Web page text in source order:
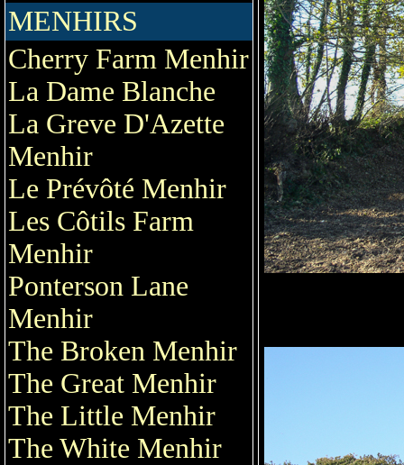
MENHIRS
Cherry Farm Menhir
La Dame Blanche
La Greve D'Azette
Menhir
Le Prévôté Menhir
Les Côtils Farm
Menhir
Ponterson Lane
Menhir
The Broken Menhir
The Great Menhir
The Little Menhir
The White Menhir